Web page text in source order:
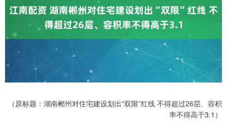
（原标题：湖南郴州对住宅建设划出“双限”红线 不得超过26层、容积
率不得高于3.1）